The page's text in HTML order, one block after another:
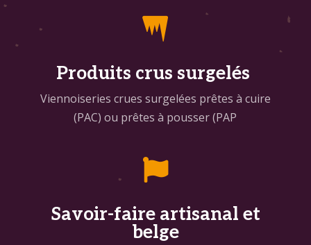

Produits crus surgelés
Viennoiseries crues surgelées prêtes à cuire
(PAC) ou prêtes à pousser (PAP

Savoir-faire artisanal et
belge